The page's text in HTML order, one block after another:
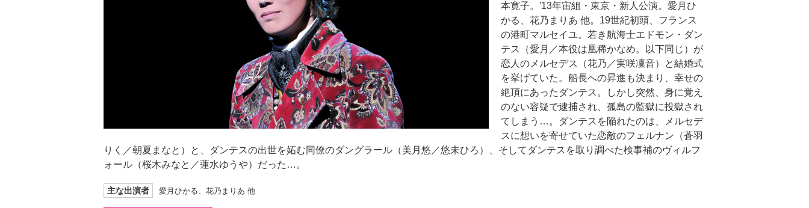
本寛子。'13年宙組・東京・新人公演。愛月ひ
かる、花乃まりあ 他。19世紀初頭、フランス
の港町マルセイユ。若き航海士エドモン・ダン
テス（愛月／本役は凰稀かなめ。以下同じ）が
恋人のメルセデス（花乃／実咲凜音）と結婚式
を挙げていた。船長への昇進も決まり、幸せの
絶頂にあったダンテス。しかし突然、身に覚え
のない容疑で逮捕され、孤島の監獄に投獄され
てしまう…。ダンテスを陥れたのは、メルセデ
スに想いを寄せていた恋敵のフェルナン（蒼羽
りく／朝夏まなと）と、ダンテスの出世を妬む同僚のダングラール（美月悠／悠未ひろ）、そしてダンテスを取り調べた検事補のヴィルフ
ォール（桜木みなと／蓮水ゆうや）だった…。
主な出演者 愛月ひかる、花乃まりあ 他